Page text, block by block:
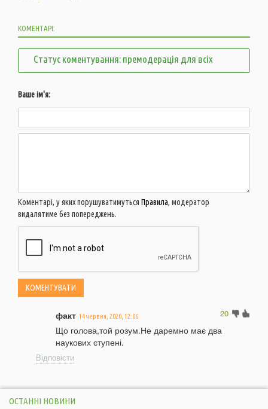
КОМЕНТАРІ:
Статус коментування: премодерація для всіх
Ваше ім'я:
Коментарі, у яких порушуватимуться Правила, модератор
видалятиме без попереджень.
20
факт 14 червня, 2020, 12:06
Що голова,той розум.Не даремно має два
наукових ступені.
Відповісти
ОСТАННІ НОВИНИ